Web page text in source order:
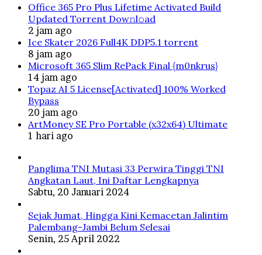
Office 365 Pro Plus Lifetime Activated Build
Updated Torrent Dow𝚗l𝚘аd
2 jam ago
Ice Skater 2026 Full4K DDP5.1 torrent
8 jam ago
Microsoft 365 Slim RePack Final {m0nkrus}
14 jam ago
Topaz AI 5 License[Activated] 100% Worked
Bypass
20 jam ago
ArtMoney SE Pro Portable (x32x64) Ultimate
1 hari ago
Panglima TNI Mutasi 33 Perwira Tinggi TNI
Angkatan Laut, Ini Daftar Lengkapnya
Sabtu, 20 Januari 2024
Sejak Jumat, Hingga Kini Kemacetan Jalintim
Palembang-Jambi Belum Selesai
Senin, 25 April 2022